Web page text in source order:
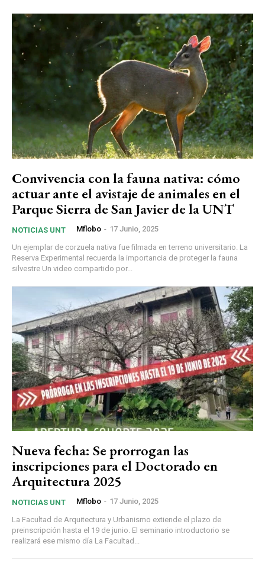
Convivencia con la fauna nativa: cómo
actuar ante el avistaje de animales en el
Parque Sierra de San Javier de la UNT
NOTICIAS UNT Mflobo - 17 Junio, 2025
Un ejemplar de corzuela nativa fue filmada en terreno universitario. La
Reserva Experimental recuerda la importancia de proteger la fauna
silvestre Un video compartido por...
Nueva fecha: Se prorrogan las
inscripciones para el Doctorado en
Arquitectura 2025
NOTICIAS UNT Mflobo - 17 Junio, 2025
La Facultad de Arquitectura y Urbanismo extiende el plazo de
preinscripción hasta el 19 de junio. El seminario introductorio se
realizará ese mismo día La Facultad...